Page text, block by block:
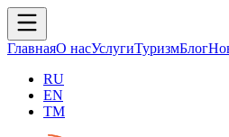
ГлавнаяО насУслугиТуризмБлог
RU
EN
TM